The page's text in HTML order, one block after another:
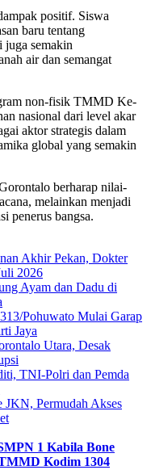
positif. Siswa
baru tentang
juga semakin
air dan semangat
non-fisik TMMD Ke-
nasional dari level akar
aktor strategis dalam
global yang semakin
berharap nilai-
melainkan menjadi
penerus bangsa.
Akhir Pekan, Dokter
2026
Ayam dan Dadu di
Pohuwato Mulai Garap
Jaya
Utara, Desak
TNI-Polri dan Pemda
Permudah Akses
1 Kabila Bone
Kodim 1304